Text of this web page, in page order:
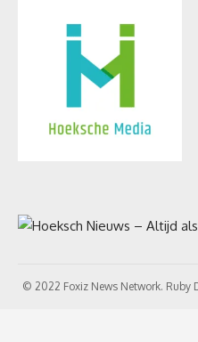
© 2022 Foxiz News Network. Ruby